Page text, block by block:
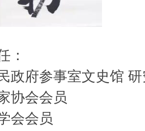
：
民政府参事室
协会会员
学会会员